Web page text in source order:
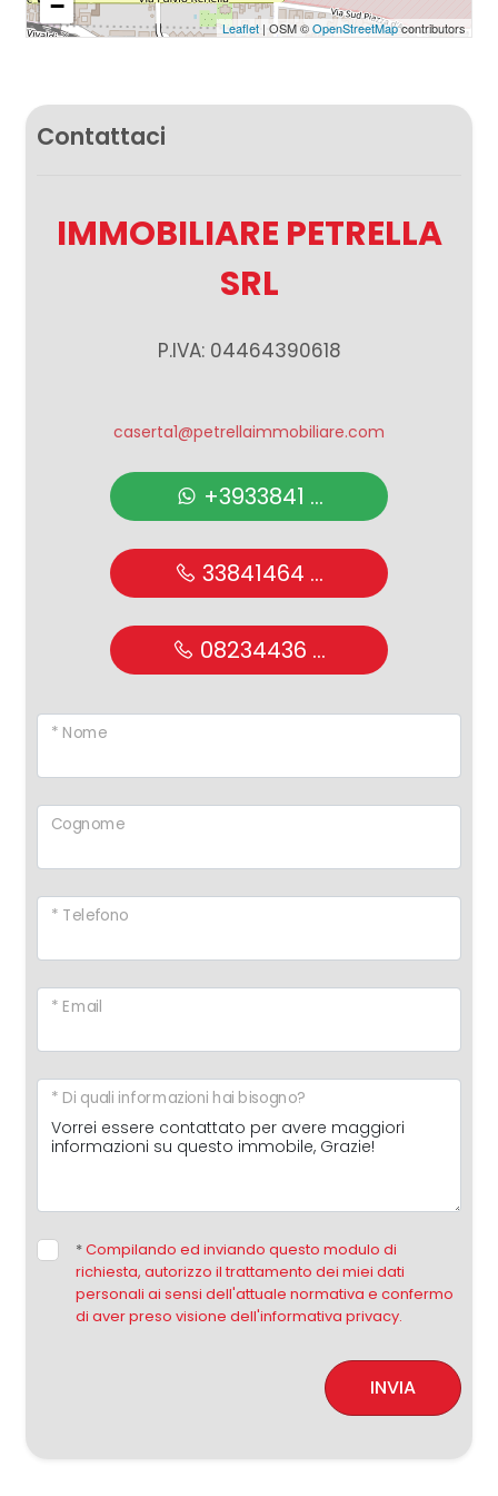
−
Leaflet| OSM ©OpenStreetMapcontributors
Contattaci
IMMOBILIARE PETRELLA
SRL
P.IVA: 04464390618
caserta1@petrellaimmobiliare.com
+3933841 ...
33841464 ...
08234436 ...
* Nome
Cognome
* Telefono
* Email
* Di quali informazioni hai bisogno?
*Compilando ed inviando questo modulo di
richiesta, autorizzo il trattamento dei miei dati
personali ai sensi dell'attuale normativa e confermo
di aver preso visione dell'informativa privacy.
INVIA